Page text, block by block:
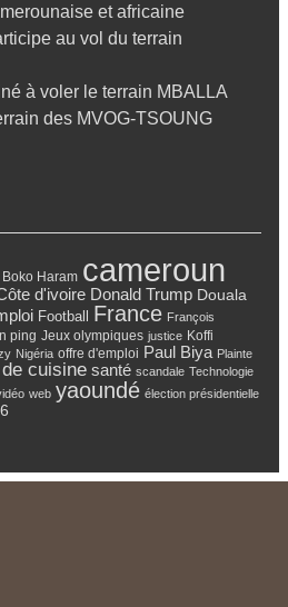
et africaine
au vol du terrain
à voler le terrain MBALLA
des MVOG-TSOUNG
Boko Haram cameroun
d'ivoire Donald Trump Douala
Football France François
ping Jeux olympiques justice Koffi
Nigéria offre d'emploi Paul Biya Plainte
cuisine santé scandale Technologie
web yaoundé élection présidentielle